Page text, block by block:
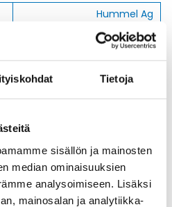
Tietoja
sisällön ja mainosten
median ominaisuuksien
analysoimiseen. Lisäksi
mainosalan ja analytiikka-
Hummel Ag
38
10
HSK-INOX-PVDF (1.4305)
PG
PG 48
RoHS